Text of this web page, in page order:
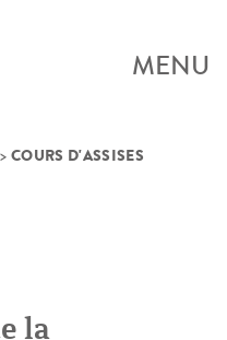
MENU
> COURS D'ASSISES
la